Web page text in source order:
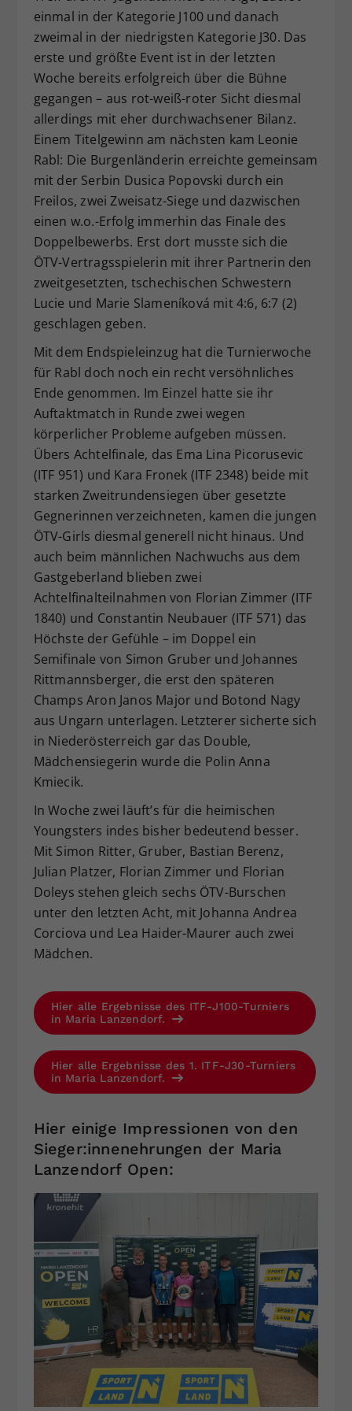
einmal in der Kategorie J100 und danach
zweimal in der niedrigsten Kategorie J30. Das
erste und größte Event ist in der letzten
Woche bereits erfolgreich über die Bühne
gegangen – aus rot-weiß-roter Sicht diesmal
allerdings mit eher durchwachsener Bilanz.
Einem Titelgewinn am nächsten kam Leonie
Rabl: Die Burgenländerin erreichte gemeinsam
mit der Serbin Dusica Popovski durch ein
Freilos, zwei Zweisatz-Siege und dazwischen
einen w.o.-Erfolg immerhin das Finale des
Doppelbewerbs. Erst dort musste sich die
ÖTV-Vertragsspielerin mit ihrer Partnerin den
zweitgesetzten, tschechischen Schwestern
Lucie und Marie Slameníková mit 4:6, 6:7 (2)
geschlagen geben.
Mit dem Endspieleinzug hat die Turnierwoche
für Rabl doch noch ein recht versöhnliches
Ende genommen. Im Einzel hatte sie ihr
Auftaktmatch in Runde zwei wegen
körperlicher Probleme aufgeben müssen.
Übers Achtelfinale, das Ema Lina Picorusevic
(ITF 951) und Kara Fronek (ITF 2348) beide mit
starken Zweitrundensiegen über gesetzte
Gegnerinnen verzeichneten, kamen die jungen
ÖTV-Girls diesmal generell nicht hinaus. Und
auch beim männlichen Nachwuchs aus dem
Gastgeberland blieben zwei
Achtelfinalteilnahmen von Florian Zimmer (ITF
1840) und Constantin Neubauer (ITF 571) das
Höchste der Gefühle – im Doppel ein
Semifinale von Simon Gruber und Johannes
Rittmannsberger, die erst den späteren
Champs Aron Janos Major und Botond Nagy
aus Ungarn unterlagen. Letzterer sicherte sich
in Niederösterreich gar das Double,
Mädchensiegerin wurde die Polin Anna
Kmiecik.
In Woche zwei läuft’s für die heimischen
Youngsters indes bisher bedeutend besser.
Mit Simon Ritter, Gruber, Bastian Berenz,
Julian Platzer, Florian Zimmer und Florian
Doleys stehen gleich sechs ÖTV-Burschen
unter den letzten Acht, mit Johanna Andrea
Corciova und Lea Haider-Maurer auch zwei
Mädchen.
Hier alle Ergebnisse des ITF-J100-Turniers
in Maria Lanzendorf.
Hier alle Ergebnisse des 1. ITF-J30-Turniers
in Maria Lanzendorf.
Hier einige Impressionen von den
Sieger:innenehrungen der Maria
Lanzendorf Open:
Zweck
Dieser Wert speichert Ihre Consent-
Einstellungen. Unter anderem eine
zufällig generierte ID, für die
historische Speicherung Ihrer
vorgenommen Einstellungen, falls der
Webseiten-Betreiber dies eingestellt
hat.